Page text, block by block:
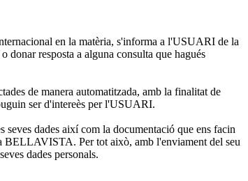
en la matèria, s'informa a l'USUARI de la
resposta a alguna consulta que hagués
de manera automatitzada, amb la finalitat de
ser d'intereès per l'USUARI.
dades així com la documentació que ens facin
BELLAVISTA. Per tot això, amb l'enviament del seu
dades personals.